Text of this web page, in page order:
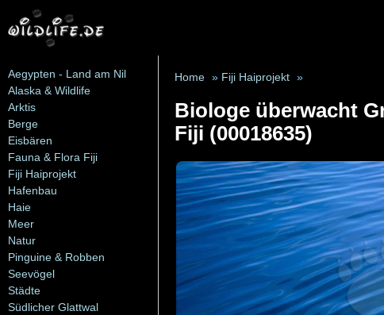
Aegypten - Land am Nil
Alaska & Wildlife
Arktis
Berge
Eisbären
Fauna & Flora Fiji
Fiji Haiprojekt
Hafenbau
Haie
Meer
Natur
Pinguine & Robben
Seevögel
Städte
Südlicher Glattwal
Home » Fiji Haiprojekt »
Biologe überwacht
Fiji (00018635)